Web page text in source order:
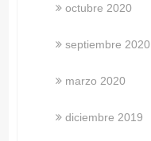
octubre 2020
septiembre 2020
marzo 2020
diciembre 2019